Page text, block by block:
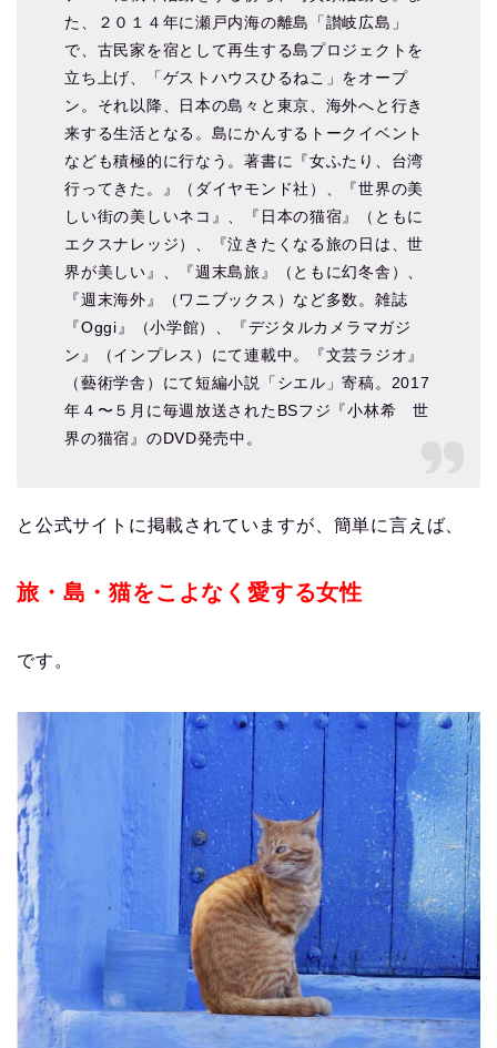
た、２０１４年に瀬戸内海の離島「讃岐広島」
で、古民家を宿として再生する島プロジェクトを
立ち上げ、「ゲストハウスひるねこ」をオープ
ン。それ以降、日本の島々と東京、海外へと行き
来する生活となる。島にかんするトークイベント
なども積極的に行なう。著書に『女ふたり、台湾
行ってきた。』（ダイヤモンド社）、『世界の美
しい街の美しいネコ』、『日本の猫宿』（ともに
エクスナレッジ）、『泣きたくなる旅の日は、世
界が美しい』、『週末島旅』（ともに幻冬舎）、
『週末海外』（ワニブックス）など多数。雑誌
『Oggi』（小学館）、『デジタルカメラマガジ
ン』（インプレス）にて連載中。『文芸ラジオ』
（藝術学舎）にて短編小説「シエル」寄稿。2017
年４〜５月に毎週放送されたBSフジ『小林希 世
界の猫宿』のDVD発売中。
と公式サイトに掲載されていますが、簡単に言えば、
旅・島・猫をこよなく愛する女性
です。